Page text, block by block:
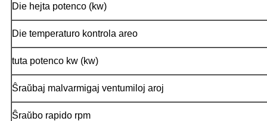
Die hejta potenco (kw)
Die temperaturo kontrola areo
tuta potenco kw (kw)
Ŝraŭbaj malvarmigaj ventumiloj aroj
Ŝraŭbo rapido rpm